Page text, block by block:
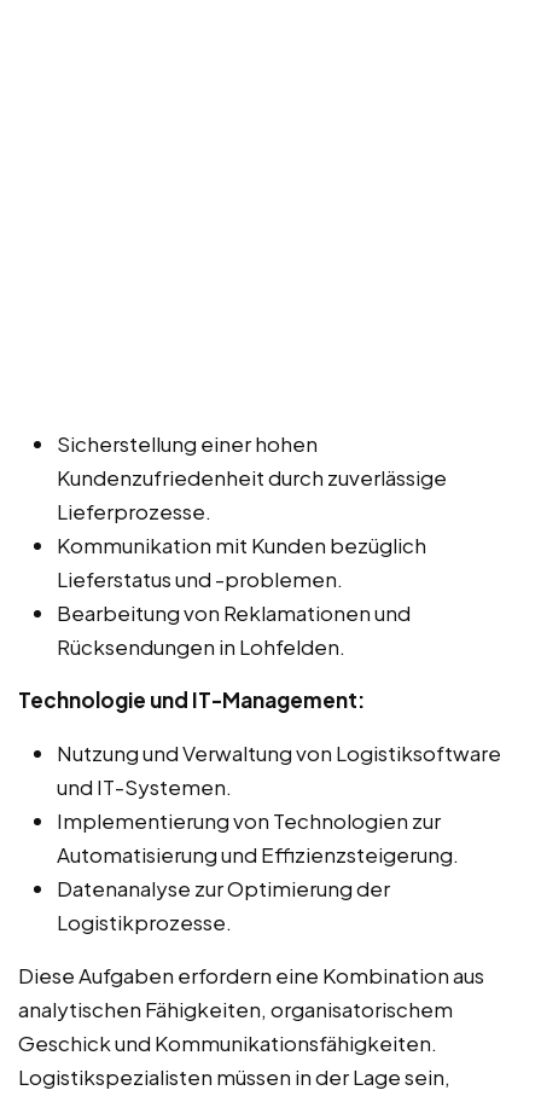
Sicherstellung einer hohen
Kundenzufriedenheit durch zuverlässige
Lieferprozesse.
Kommunikation mit Kunden bezüglich
Lieferstatus und -problemen.
Bearbeitung von Reklamationen und
Rücksendungen in Lohfelden.
Technologie und IT-Management:
Nutzung und Verwaltung von Logistiksoftware
und IT-Systemen.
Implementierung von Technologien zur
Automatisierung und Effizienzsteigerung.
Datenanalyse zur Optimierung der
Logistikprozesse.
Diese Aufgaben erfordern eine Kombination aus
analytischen Fähigkeiten, organisatorischem
Geschick und Kommunikationsfähigkeiten.
Logistikspezialisten müssen in der Lage sein,